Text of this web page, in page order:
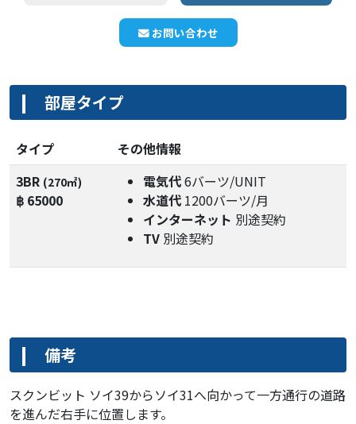
お問い合わせ
部屋タイプ
タイプ
その他情報
3BR (270㎡)
฿ 65000
電気代6バーツ/UNIT
水道代 1200バーツ/月
インターネット 別途契約
TV 別途契約
備考
スクンビット ソイ39からソイ31へ向かって一方通行の道路
を進んだ右手に位置します。